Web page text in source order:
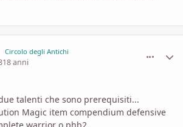
Circolo degli Antichi
18 anni
talenti che sono prerequisiti...
Magic item compendium defensive